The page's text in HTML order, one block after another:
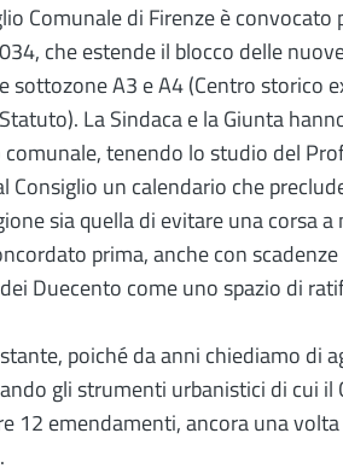
Comunale di Firenze è
che estende il blocco delle
sottozone A3 e A4 (Centro storico
La Sindaca e la Giunta
comunale, tenendo lo studio del
Consiglio un calendario che
sia quella di evitare una corsa
prima, anche con
Duecento come uno spazio di
poiché da anni chiediamo di
gli strumenti urbanistici di cui
12 emendamenti, ancora una